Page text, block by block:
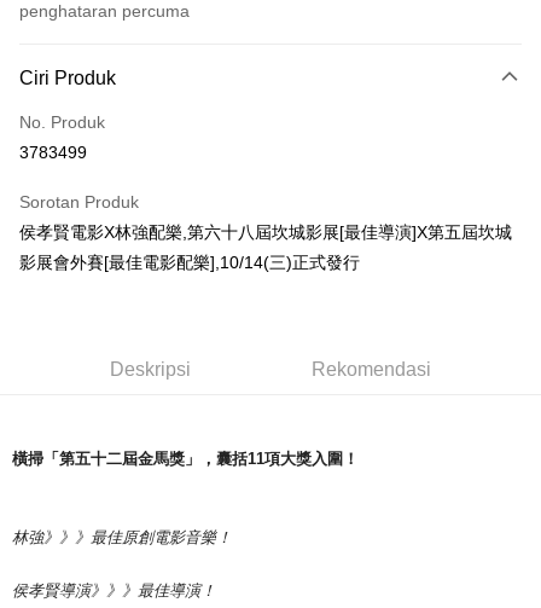
penghataran percuma
Kad Kredit (Bayaran Penuh)
Pengambilan di Kedai Serbaneka
Apple Pay
Easy Wallet
Pilihan Penghantaran
NT$65/pesanan | Penghantaran percuma untuk pesanan
付款後全家取貨
Ciri Produk
No. Produk
3783499
Sorotan Produk
侯孝賢電影X林強配樂,第六十八屆坎城影展[最佳導演]X第五屆坎城
影展會外賽[最佳電影配樂],10/14(三)正式發行
Deskripsi Rekomendasi
橫掃 「第五十二屆金馬獎 」，囊括11項大獎入 圍 ！
林強》》》最佳原創電影音樂！
侯孝賢導演》》》最佳導演！